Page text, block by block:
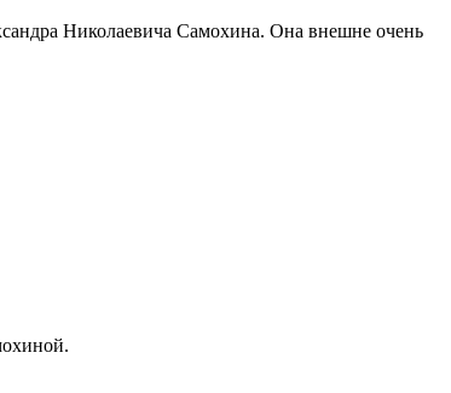
Николаевича Самохина. Она внешне очень